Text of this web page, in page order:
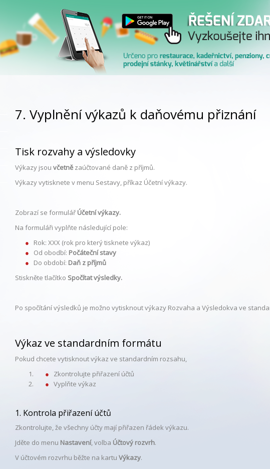
7. Vyplnění výkazů k daňovému přiznání
Tisk rozvahy a výsledovky
Výkazy jsou včetně zaúčtované daně z příjmů.
Výkazy vytisknete v menu Sestavy, příkaz Účetní výkazy.
Zobrazí se formulář Účetní výkazy.
Na formuláři vyplňte následující pole:
Rok: XXX (rok pro který tisknete výkaz)
Od obodbí: Počáteční stavy
Do období: Daň z příjmů
Stiskněte tlačítko Spočítat výsledky.
Po spočítání výsledků je možno vytisknout výkazy Rozvaha a Výsledokva ve
Výkaz ve standardním formátu
Pokud chcete vytisknout výkaz ve standardním rozsahu,
Zkontrolujte přiřazení účtů
Vyplňte výkaz
1. Kontrola přiřazení účtů
Zkontrolujte, že všechny účty mají přiřazen řádek výkazu.
Jděte do menu Nastavení, volba Účtový rozvrh.
V účtovém rozvrhu běžte na kartu Výkazy.